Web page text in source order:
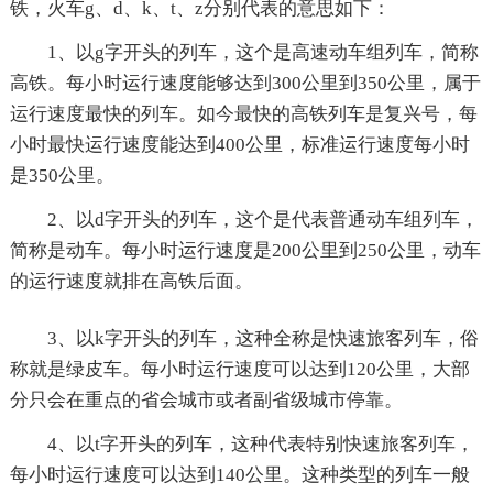
铁，火车g、d、k、t、z分别代表的意思如下：
1、以g字开头的列车，这个是高速动车组列车，简称
高铁。每小时运行速度能够达到300公里到350公里，属于
运行速度最快的列车。如今最快的高铁列车是复兴号，每
小时最快运行速度能达到400公里，标准运行速度每小时
是350公里。
2、以d字开头的列车，这个是代表普通动车组列车，
简称是动车。每小时运行速度是200公里到250公里，动车
的运行速度就排在高铁后面。
3、以k字开头的列车，这种全称是快速旅客列车，俗
称就是绿皮车。每小时运行速度可以达到120公里，大部
分只会在重点的省会城市或者副省级城市停靠。
4、以t字开头的列车，这种代表特别快速旅客列车，
每小时运行速度可以达到140公里。这种类型的列车一般